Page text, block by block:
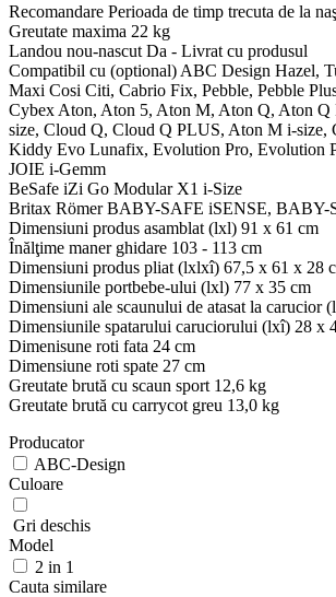
Recomandare Perioada de timp trecuta de la
Greutate maxima 22 kg
Landou nou-nascut Da - Livrat cu produsul
Compatibil cu (optional) ABC Design Hazel,
Maxi Cosi Citi, Cabrio Fix, Pebble, Pebble
Cybex Aton, Aton 5, Aton M, Aton Q, Aton
size, Cloud Q, Cloud Q PLUS, Aton M i-size,
Kiddy Evo Lunafix, Evolution Pro, Evolution
JOIE i-Gemm
BeSafe iZi Go Modular X1 i-Size
Britax Römer BABY-SAFE iSENSE, BABY-
Dimensiuni produs asamblat (lxl) 91 x 61 cm
Înălţime maner ghidare 103 - 113 cm
Dimensiuni produs pliat (lxlxî) 67,5 x 61 x 28
Dimensiunile portbebe-ului (lxl) 77 x 35 cm
Dimensiuni ale scaunului de atasat la carucior
Dimensiunile spatarului caruciorului (lxî) 28 x
Dimenisune roti fata 24 cm
Dimensiune roti spate 27 cm
Greutate brută cu scaun sport 12,6 kg
Greutate brută cu carrycot greu 13,0 kg
Producator
ABC-Design
Culoare
Gri deschis
Model
2 in 1
Cauta similare